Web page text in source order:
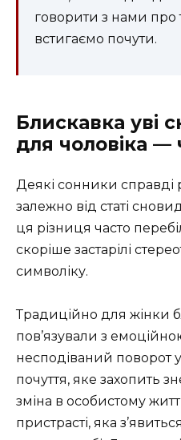
говорити з нами
встигаємо почути.
Блискавка уві
для чоловіка —
Деякі сонники справді
залежно від статі
ця різниця часто
скоріше застарілі
символіку.
Традиційно для жінки
пов’язували з
несподіваний поворот
почуття, яке захопить
зміна в особистому
пристрасті, яка